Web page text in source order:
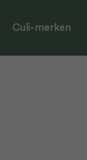
Culi-merken